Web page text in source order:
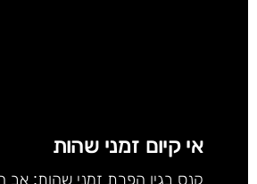
אי קיום זמני שהות